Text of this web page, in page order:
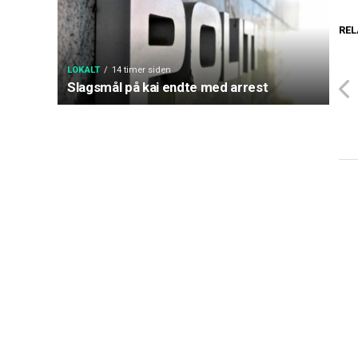
LOKALT 14 timer siden
Slagsmål på kai endte med arrest